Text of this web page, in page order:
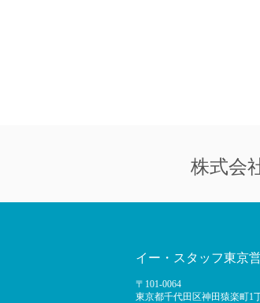
株式会
イー・スタッフ東京
〒101-0064
東京都千代田区神田猿楽町1